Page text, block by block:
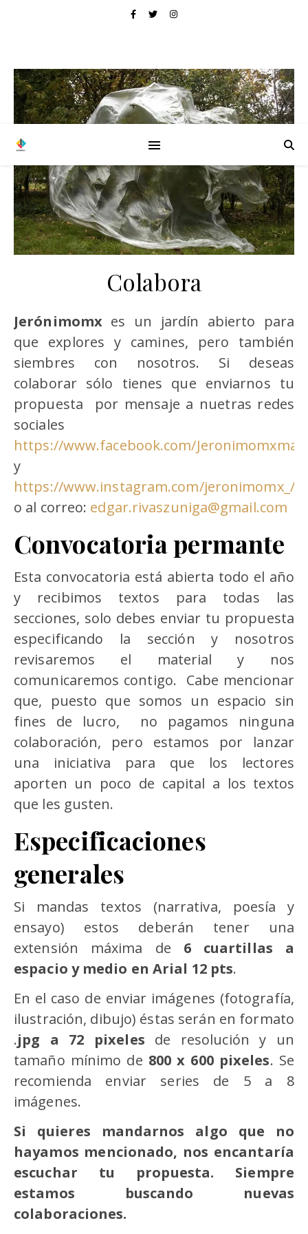
Colabora
Jerónimomx es un jardín abierto para
que explores y camines, pero también
siembres con nosotros. Si deseas
colaborar sólo tienes que enviarnos tu
propuesta por mensaje a nuetras redes
sociales
https://www.facebook.com/
y
https://www.instagram.com/jeronimomx_/
o al correo: edgar.rivaszuniga@gmail.com
Convocatoria permante
Esta convocatoria está abierta todo el año
y recibimos textos para todas las
secciones, solo debes enviar tu propuesta
especificando la sección y nosotros
revisaremos el material y nos
comunicaremos contigo. Cabe mencionar
que, puesto que somos un espacio sin
fines de lucro, no pagamos ninguna
colaboración, pero estamos por lanzar
una iniciativa para que los lectores
aporten un poco de capital a los textos
que les gusten.
Especificaciones
generales
Si mandas textos (narrativa, poesía y
ensayo) estos deberán tener una
extensión máxima de 6 cuartillas a
espacio y medio en Arial 12 pts.
En el caso de enviar imágenes (fotografía,
ilustración, dibujo) éstas serán en formato
.jpg a 72 pixeles de resolución y un
tamaño mínimo de 800 x 600 pixeles. Se
recomienda enviar series de 5 a 8
imágenes.
Si quieres mandarnos algo que no
hayamos mencionado, nos encantaría
escuchar tu propuesta. Siempre
estamos buscando nuevas
colaboraciones.